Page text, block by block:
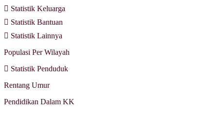
Statistik Keluarga
Statistik Bantuan
Statistik Lainnya
Populasi Per Wilayah
Statistik Penduduk
Rentang Umur
Pendidikan Dalam KK